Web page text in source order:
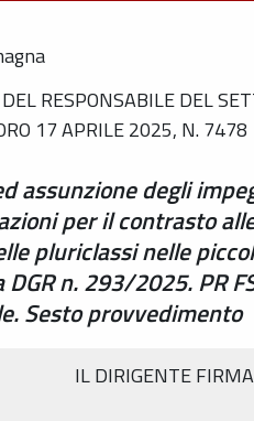
RESPONSABILE DEL
17 APRILE 2025, N. 7478
assunzione degli
per il contrasto
pluriclassi nelle
DGR n. 293/2025. PR
Sesto provvedimento
IL DIRIGENTE